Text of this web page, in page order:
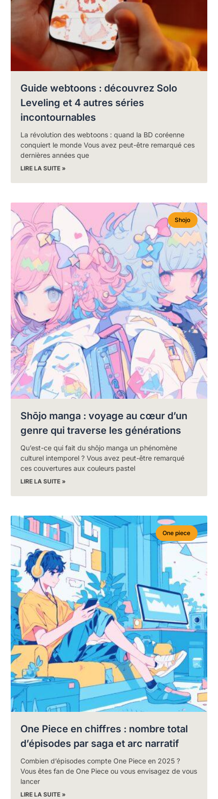
Guide webtoons : découvrez Solo
Leveling et 4 autres séries
incontournables
La révolution des webtoons : quand la BD coréenne
conquiert le monde Vous avez peut-être remarqué ces
dernières années que
LIRE LA SUITE »
Shojo
Shōjo manga : voyage au cœur d’un
genre qui traverse les générations
Qu’est-ce qui fait du shōjo manga un phénomène
culturel intemporel ? Vous avez peut-être remarqué
ces couvertures aux couleurs pastel
LIRE LA SUITE »
One piece
One Piece en chiffres : nombre total
d’épisodes par saga et arc narratif
Combien d’épisodes compte One Piece en 2025 ?
Vous êtes fan de One Piece ou vous envisagez de vous
lancer
LIRE LA SUITE »